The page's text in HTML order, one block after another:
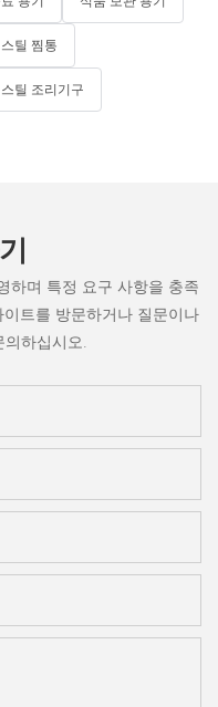
틸 찜통
틸 조리기구
하며 특정 요구 사항을 충족
트를 방문하거나 질문이나
하십시오.